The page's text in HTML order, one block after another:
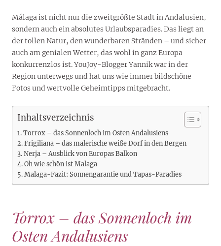
Málaga ist nicht nur die zweitgrößte Stadt in Andalusien,
sondern auch ein absolutes Urlaubsparadies. Das liegt an
der tollen Natur, den wunderbaren Stränden – und sicher
auch am genialen Wetter, das wohl in ganz Europa
konkurrenzlos ist. YouJoy-Blogger Yannik war in der
Region unterwegs und hat uns wie immer bildschöne
Fotos und wertvolle Geheimtipps mitgebracht.
Inhaltsverzeichnis
Torrox – das Sonnenloch im Osten Andalusiens
Frigiliana – das malerische weiße Dorf in den Bergen
Nerja – Ausblick von Europas Balkon
Oh wie schön ist Malaga
Malaga-Fazit: Sonnengarantie und Tapas-Paradies
Torrox – das Sonnenloch im
Osten Andalusiens